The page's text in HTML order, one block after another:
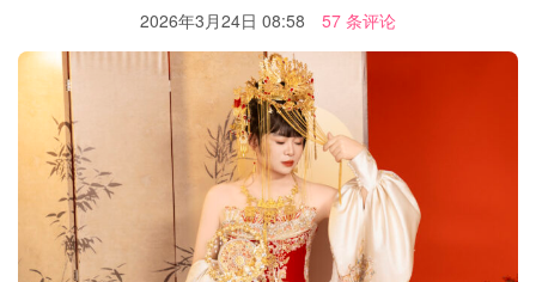
2026年3月24日 08:58 57 条评论